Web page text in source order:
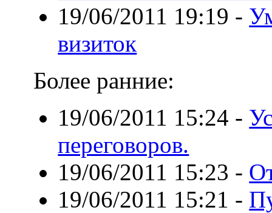
19/06/2011 19:19 -
визиток
Более ранние:
19/06/2011 15:24 -
переговоров.
19/06/2011 15:23 -
19/06/2011 15:21 -